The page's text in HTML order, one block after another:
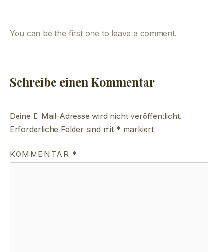
You can be the first one to leave a comment.
Schreibe einen Kommentar
Deine E-Mail-Adresse wird nicht veröffentlicht.
Erforderliche Felder sind mit * markiert
KOMMENTAR *